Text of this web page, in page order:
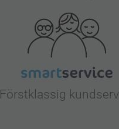
Förstklassig